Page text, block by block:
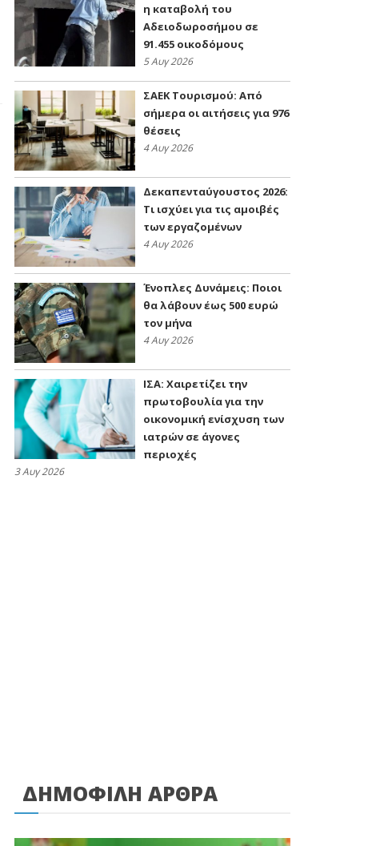
η καταβολή του
Αδειοδωροσήμου σε
91.455 οικοδόμους
5 Αυγ 2026
ΣΑΕΚ Τουρισμού: Από
σήμερα οι αιτήσεις για 976
θέσεις
4 Αυγ 2026
Δεκαπενταύγουστος 2026:
Τι ισχύει για τις αμοιβές
των εργαζομένων
4 Αυγ 2026
Ένοπλες Δυνάμεις: Ποιοι
θα λάβουν έως 500 ευρώ
τον μήνα
4 Αυγ 2026
ΙΣΑ: Χαιρετίζει την
πρωτοβουλία για την
οικονομική ενίσχυση των
ιατρών σε άγονες
περιοχές
3 Αυγ 2026
ΔΗΜΟΦΙΛΗ ΑΡΘΡΑ